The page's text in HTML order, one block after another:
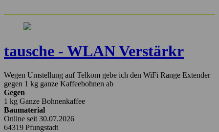
tausche - WLAN Verstärkr
Wegen Umstellung auf Telkom gebe ich den WiFi Range Extender
gegen 1 kg ganze Kaffeebohnen ab
Gegen
1 kg Ganze Bohnenkaffee
Baumaterial
Online seit 30.07.2026
64319 Pfungstadt